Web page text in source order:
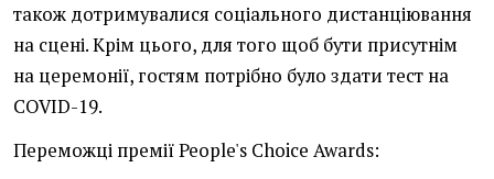
також дотримувалися соціального дистанціювання
на сцені. Крім цього, для того щоб бути присутнім
на церемонії, гостям потрібно було здати тест на
COVID-19.
Переможці премії People's Choice Awards: